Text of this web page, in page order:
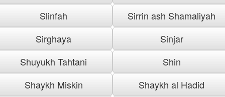
Slinfah
Sirrin ash Shamaliyah
Sirghaya
Sinjar
Shuyukh Tahtani
Shin
Shaykh Miskin
Shaykh al Hadid